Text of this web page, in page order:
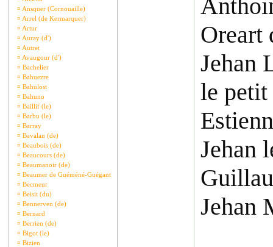
¤ Ansquer (Cornouaille)
¤ Arrel (de Kermarquer)
¤ Artur
¤ Auray (d')
¤ Autret
¤ Avaugour (d')
¤ Bachelier
¤ Bahuezre
¤ Bahulost
¤ Bahuno
¤ Baillif (le)
¤ Barbu (le)
¤ Barray
¤ Bavalan (de)
¤ Beaubois (de)
¤ Beaucours (de)
¤ Beaumanoir (de)
¤ Beaumer de Guéméné-Guégant
¤ Becmeur
¤ Beisit (du)
¤ Bennerven (de)
¤ Bernard
¤ Berrien (de)
¤ Bigot (le)
¤ Bizien
Oreart
Jehan
le petit
Jehan
Jehan